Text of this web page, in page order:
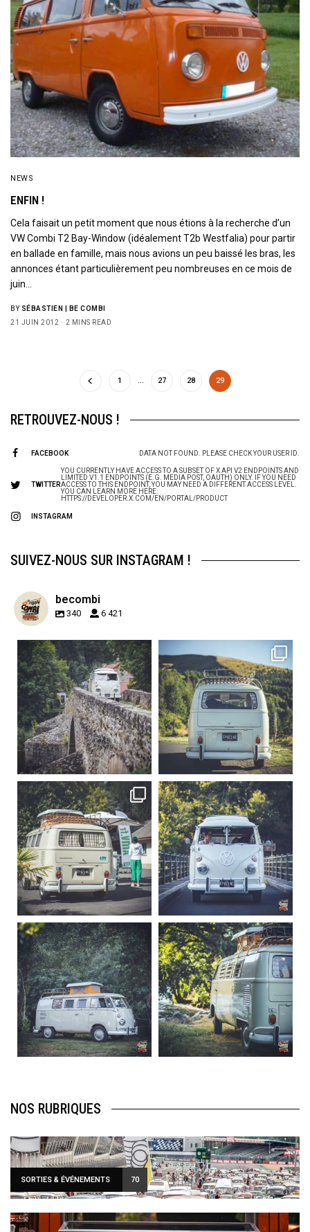
Sign Up to Our Newsletter
Get notified about exclusive offers every week!
I would like to receive news and special offers.
NEWS
ENFIN !
Cela faisait un petit moment que nous étions à la recherche d’un
VW Combi T2 Bay-Window (idéalement T2b Westfalia) pour partir
en ballade en famille, mais nous avions un peu baissé les bras, les
annonces étant particulièrement peu nombreuses en ce mois de
juin…
BY SÉBASTIEN | BE COMBI
21 JUIN 2012
2 MINS READ
1 … 27 28 29
RETROUVEZ-NOUS !
FACEBOOK DATA NOT FOUND. PLEASE CHECK YOUR USER ID.
TWITTER
YOU CURRENTLY HAVE ACCESS TO A SUBSET OF X API V2 ENDPOINTS AND
LIMITED V1.1 ENDPOINTS (E.G. MEDIA POST, OAUTH) ONLY. IF YOU NEED
ACCESS TO THIS ENDPOINT, YOU MAY NEED A DIFFERENT ACCESS LEVEL.
YOU CAN LEARN MORE HERE:
HTTPS://DEVELOPER.X.COM/EN/PORTAL/PRODUCT
INSTAGRAM
SUIVEZ-NOUS SUR INSTAGRAM !
becombi
340 6 421
becombi
Sep 15
219
3
Sep 12
216
3
becombi
Sep 10
220
4
becombi
Août 10
177
0
becombi
Août 10
120
0
becombi
Août 10
108
0
NOS RUBRIQUES
SORTIES & ÉVÉNEMENTS 70